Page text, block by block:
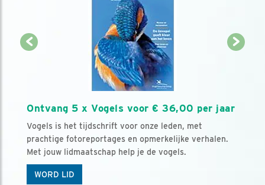
Ontvang 5 x Vogels voor € 36,00 per jaar
Vogels is het tijdschrift voor onze leden, met
prachtige fotoreportages en opmerkelijke verhalen.
Met jouw lidmaatschap help je de vogels.
WORD LID